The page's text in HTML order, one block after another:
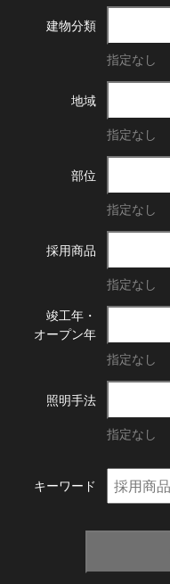
建物分類
指定なし
地域
指定なし
部位
指定なし
採用商品
指定なし
竣工年・
オープン年
指定なし
照明手法
指定なし
キーワード